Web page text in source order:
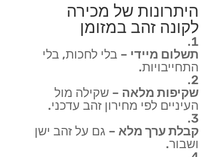
היתרונות של מכירה
לקונה זהב במזומן
תשלום מיידי – בלי לחכות, בלי
התחייבויות.
שקיפות מלאה – שקילה מול
העיניים לפי מחירון זהב עדכני.
קבלת ערך מלא – גם על זהב ישן
ושבור.